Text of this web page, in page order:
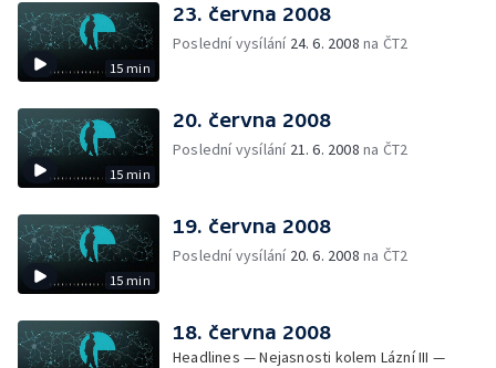
15 min
23. června 2008
Poslední vysílání 24. 6. 2008 na ČT2
15 min
20. června 2008
Poslední vysílání 21. 6. 2008 na ČT2
15 min
19. června 2008
Poslední vysílání 20. 6. 2008 na ČT2
18. června 2008
Headlines — Nejasnosti kolem Lázní III —